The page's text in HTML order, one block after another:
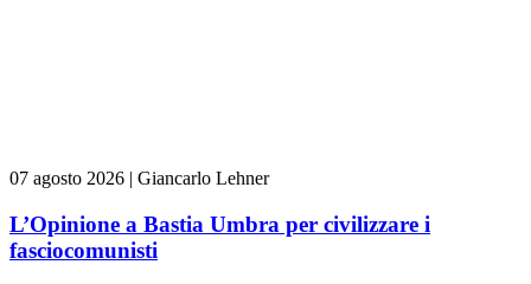
07 agosto 2026 | Giancarlo Lehner
L’Opinione a Bastia Umbra per civilizzare i
fasciocomunisti